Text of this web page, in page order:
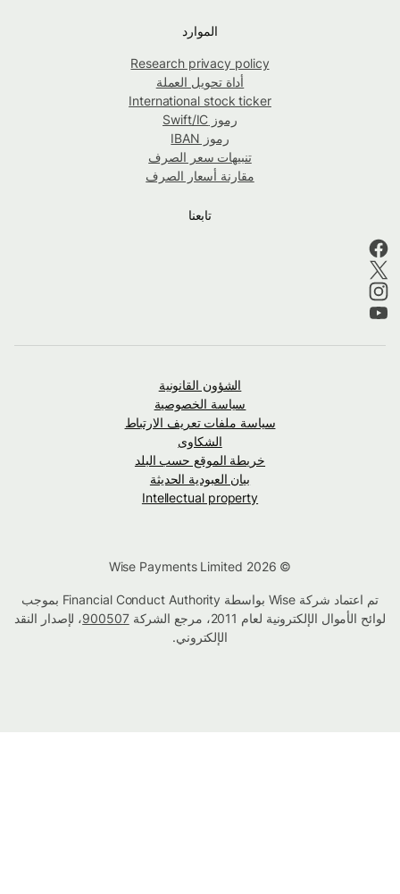
الموارد
Research privacy policy
أداة تحويل العملة
International stock ticker
رموز Swift/IC
رموز IBAN
تنبيهات سعر الصرف
مقارنة أسعار الصرف
تابعنا
الشؤون القانونية
سياسة الخصوصية
سياسة ملفات تعريف الارتباط
الشكاوى
خريطة الموقع حسب البلد
بيان العبودية الحديثة
Intellectual property
تم اعتماد شركة Wise بواسطة Financial Conduct Authority بموجب
لوائح الأموال الإلكترونية لعام 2011، مرجع الشركة
900507، لإصدار النقد
الإلكتروني.